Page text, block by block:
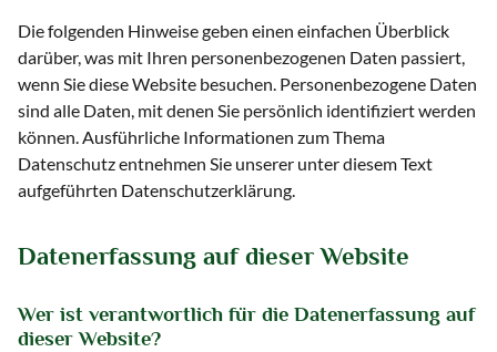
Die folgenden Hinweise geben einen einfachen Überblick
darüber, was mit Ihren personenbezogenen Daten passiert,
wenn Sie diese Website besuchen. Personenbezogene Daten
sind alle Daten, mit denen Sie persönlich identifiziert werden
können. Ausführliche Informationen zum Thema
Datenschutz entnehmen Sie unserer unter diesem Text
aufgeführten Datenschutzerklärung.
Datenerfassung auf dieser Website
Wer ist verantwortlich für die Datenerfassung auf
dieser Website?